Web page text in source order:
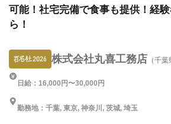
可能！社宅完備で食事も提供！経
ら！
株式会社丸喜工務店 （千
日給：16,000円〜30,000円
勤務地：千葉, 東京, 神奈川, 茨城, 埼玉